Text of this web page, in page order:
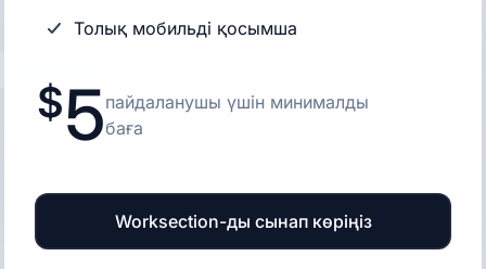
Толық мобильді қосымша
5пайдаланушы үшін минималды
баға
Worksection-ды сынап көріңіз